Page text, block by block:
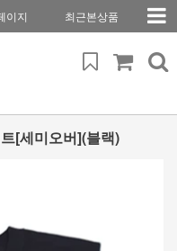
이지 최근본상품
[세미오버](블랙)